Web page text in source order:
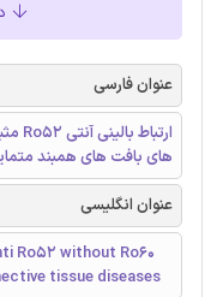
عنوان فارسی
های بافت های همبند
عنوان انگلیسی
Ro52 without Ro60
tissue diseases